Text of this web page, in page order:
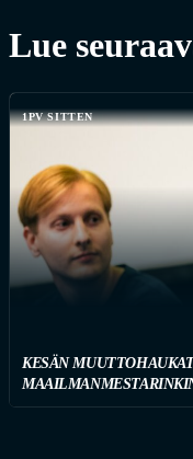
Lue
1PV SITTEN
KESÄN